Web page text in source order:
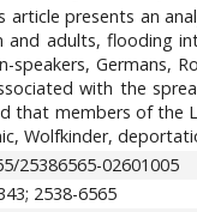
article presents an
and adults, flooding
speakers,
with the
that members of the
Wolfkinder,
25386565-02601005
2538-6565